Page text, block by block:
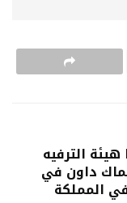
الترفيه
داون في
المملكة